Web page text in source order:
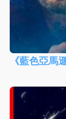
《藍色亞馬